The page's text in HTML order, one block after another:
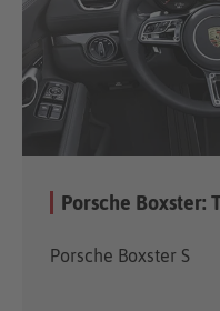
Porsche Boxster:
Porsche Boxster S